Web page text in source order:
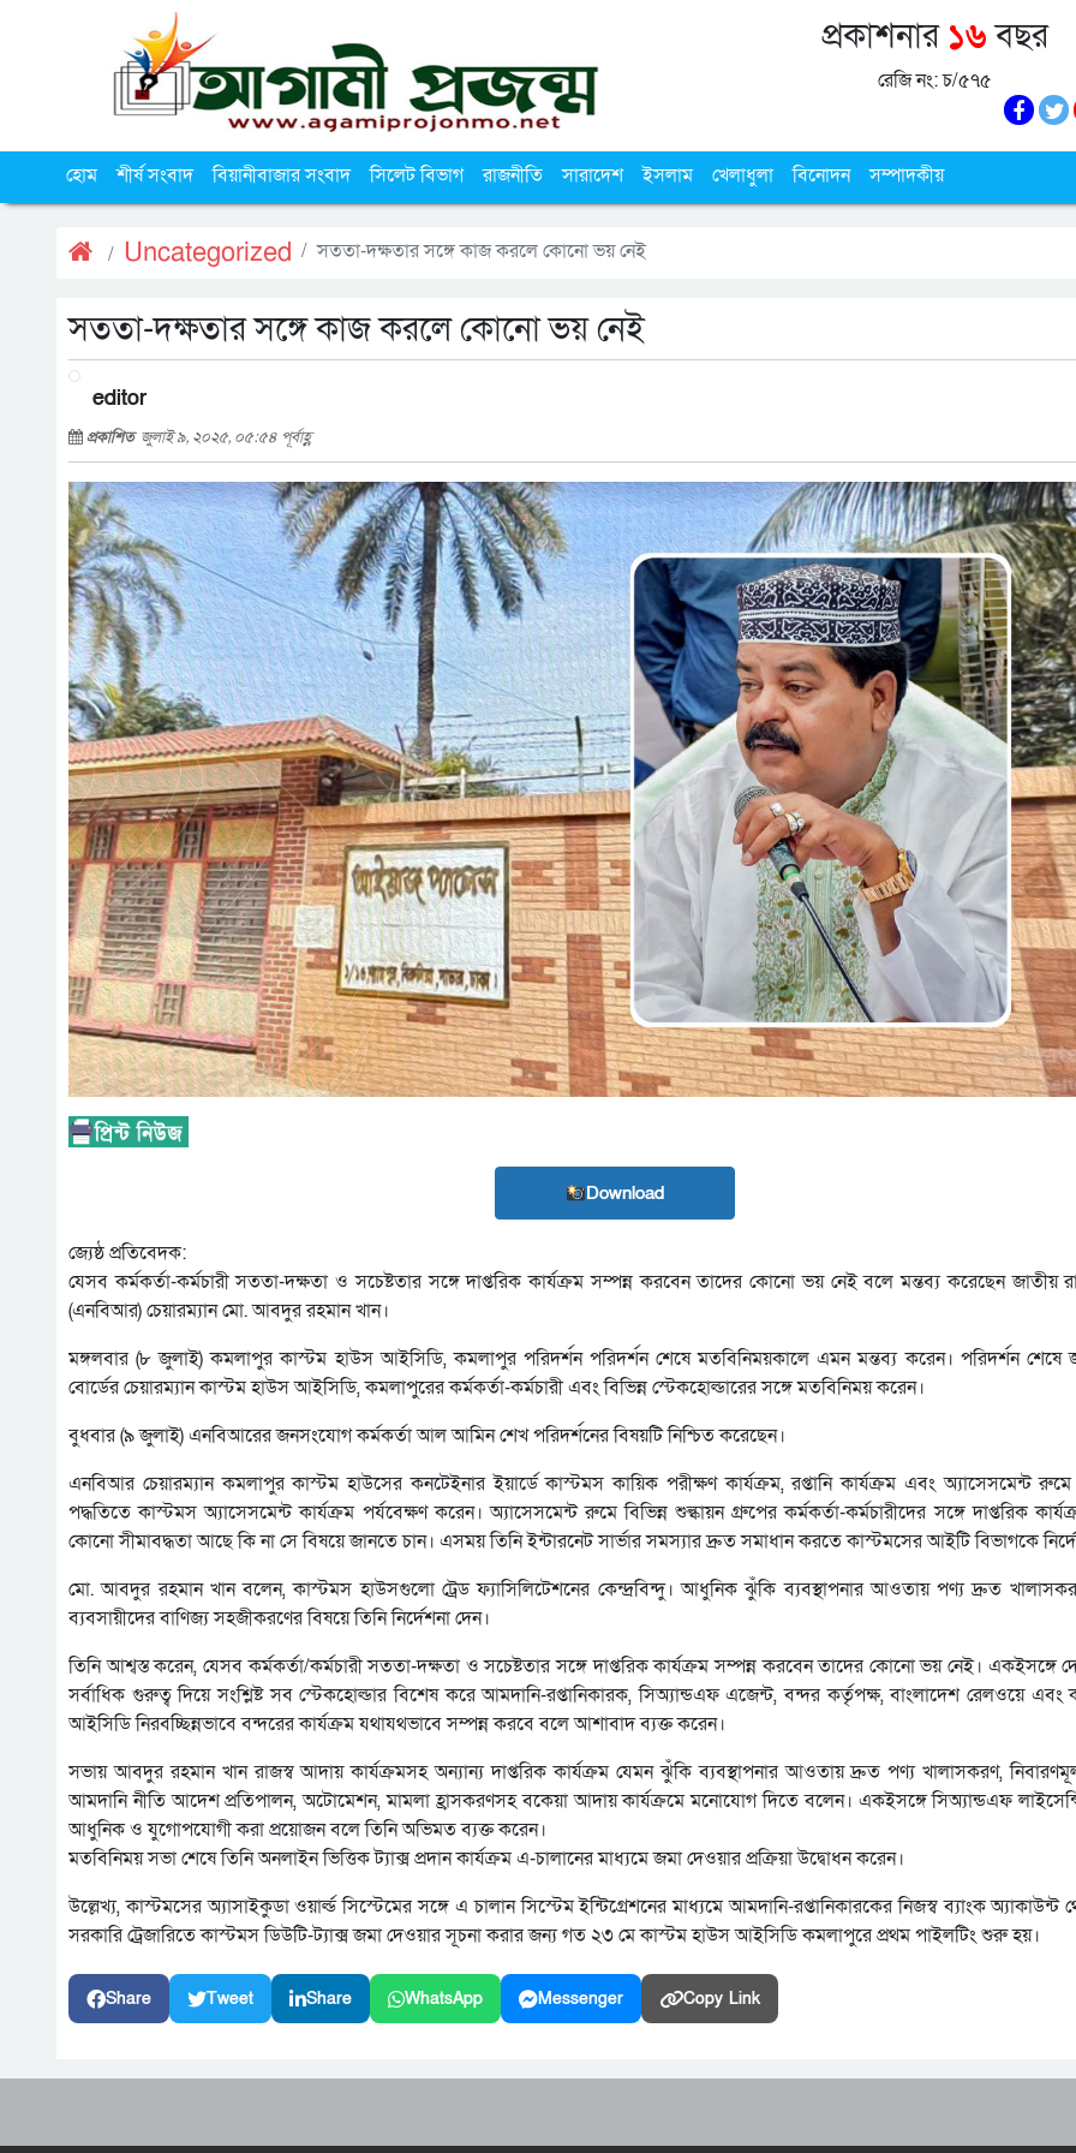
প্রকাশনার ১৬বছর
রেজি নং: চ/৫৭৫
হোম শীর্ষ সংবাদ বিয়ানীবাজার সংবাদ সিলেট বিভাগ রাজনীতি সারাদেশ ইসলাম খেলাধুলা বিনোদন সম্পাদকীয়
Uncategorized সততা-দক্ষতার সঙ্গে কাজ করলে কোনো ভয় নেই
সততা-দক্ষতার সঙ্গে কাজ করলে কোনো ভয় নেই
editor
প্রকাশিত জুলাই ৯, ২০২৫, ০৫:৫৪ পূর্বাহ্ণ
Download
জ্যেষ্ঠ প্রতিবেদক:
যেসব কর্মকর্তা-কর্মচারী সততা-দক্ষতা ও সচেষ্টতার সঙ্গে দাপ্তরিক কার্যক্রম সম্পন্ন করবেন তাদের কোনো ভয় নেই বলে মন্তব্য করেছেন জাতীয়
(এনবিআর) চেয়ারম্যান মো. আবদুর রহমান খান।
মঙ্গলবার (৮ জুলাই) কমলাপুর কাস্টম হাউস আইসিডি, কমলাপুর পরিদর্শন পরিদর্শন শেষে মতবিনিময়কালে এমন মন্তব্য করেন। পরিদর্শন শেষে
বোর্ডের চেয়ারম্যান কাস্টম হাউস আইসিডি, কমলাপুরের কর্মকর্তা-কর্মচারী এবং বিভিন্ন স্টেকহোল্ডারের সঙ্গে মতবিনিময় করেন।
বুধবার (৯ জুলাই) এনবিআরের জনসংযোগ কর্মকর্তা আল আমিন শেখ পরিদর্শনের বিষয়টি নিশ্চিত করেছেন।
এনবিআর চেয়ারম্যান কমলাপুর কাস্টম হাউসের কনটেইনার ইয়ার্ডে কাস্টমস কায়িক পরীক্ষণ কার্যক্রম, রপ্তানি কার্যক্রম এবং অ্যাসেসমেন্ট
পদ্ধতিতে কাস্টমস অ্যাসেসমেন্ট কার্যক্রম পর্যবেক্ষণ করেন। অ্যাসেসমেন্ট রুমে বিভিন্ন শুল্কায়ন গ্রুপের কর্মকর্তা-কর্মচারীদের সঙ্গে দাপ্তরিক
কোনো সীমাবদ্ধতা আছে কি না সে বিষয়ে জানতে চান। এসময় তিনি ইন্টারনেট সার্ভার সমস্যার দ্রুত সমাধান করতে কাস্টমসের আইটি বিভাগকে
মো. আবদুর রহমান খান বলেন, কাস্টমস হাউসগুলো ট্রেড ফ্যাসিলিটেশনের কেন্দ্রবিন্দু। আধুনিক ঝুঁকি ব্যবস্থাপনার আওতায় পণ্য দ্রুত
ব্যবসায়ীদের বাণিজ্য সহজীকরণের বিষয়ে তিনি নির্দেশনা দেন।
তিনি আশ্বস্ত করেন, যেসব কর্মকর্তা/কর্মচারী সততা-দক্ষতা ও সচেষ্টতার সঙ্গে দাপ্তরিক কার্যক্রম সম্পন্ন করবেন তাদের কোনো ভয় নেই। একইসঙ্গে
সর্বাধিক গুরুত্ব দিয়ে সংশ্লিষ্ট সব স্টেকহোল্ডার বিশেষ করে আমদানি-রপ্তানিকারক, সিঅ্যান্ডএফ এজেন্ট, বন্দর কর্তৃপক্ষ, বাংলাদেশ রেলওয়ে এবং
আইসিডি নিরবচ্ছিন্নভাবে বন্দরের কার্যক্রম যথাযথভাবে সম্পন্ন করবে বলে আশাবাদ ব্যক্ত করেন।
সভায় আবদুর রহমান খান রাজস্ব আদায় কার্যক্রমসহ অন্যান্য দাপ্তরিক কার্যক্রম যেমন ঝুঁকি ব্যবস্থাপনার আওতায় দ্রুত পণ্য খালাসকরণ,
আমদানি নীতি আদেশ প্রতিপালন, অটোমেশন, মামলা হ্রাসকরণসহ বকেয়া আদায় কার্যক্রমে মনোযোগ দিতে বলেন। একইসঙ্গে সিঅ্যান্ডএফ
আধুনিক ও যুগোপযোগী করা প্রয়োজন বলে তিনি অভিমত ব্যক্ত করেন।
মতবিনিময় সভা শেষে তিনি অনলাইন ভিত্তিক ট্যাক্স প্রদান কার্যক্রম এ-চালানের মাধ্যমে জমা দেওয়ার প্রক্রিয়া উদ্বোধন করেন।
উল্লেখ্য, কাস্টমসের অ্যাসাইকুডা ওয়ার্ল্ড সিস্টেমের সঙ্গে এ চালান সিস্টেম ইন্টিগ্রেশনের মাধ্যমে আমদানি-রপ্তানিকারকের নিজস্ব ব্যাংক অ্যাকাউন্ট
সরকারি ট্রেজারিতে কাস্টমস ডিউটি-ট্যাক্স জমা দেওয়ার সূচনা করার জন্য গত ২৩ মে কাস্টম হাউস আইসিডি কমলাপুরে প্রথম পাইলটিং শুরু হয়।
Share Tweet Share WhatsApp Messenger Copy Link